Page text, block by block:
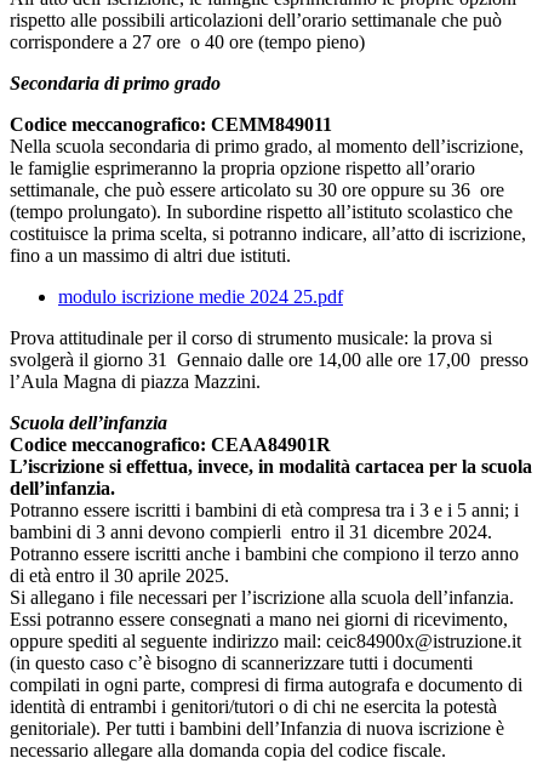
rispetto alle possibili articolazioni dell’orario settimanale che può
corrispondere a 27 ore o 40 ore (tempo pieno)
Secondaria di primo grado
Codice meccanografico: CEMM849011
Nella scuola secondaria di primo grado, al momento dell’iscrizione,
le famiglie esprimeranno la propria opzione rispetto all’orario
settimanale, che può essere articolato su 30 ore oppure su 36 ore
(tempo prolungato). In subordine rispetto all’istituto scolastico che
costituisce la prima scelta, si potranno indicare, all’atto di iscrizione,
fino a un massimo di altri due istituti.
modulo iscrizione medie 2024 25.pdf
Prova attitudinale per il corso di strumento musicale: la prova si
svolgerà il giorno 31 Gennaio dalle ore 14,00 alle ore 17,00 presso
l’Aula Magna di piazza Mazzini.
Scuola dell’infanzia
Codice meccanografico: CEAA84901R
L’iscrizione si effettua, invece, in modalità cartacea per la scuola
dell’infanzia.
Potranno essere iscritti i bambini di età compresa tra i 3 e i 5 anni; i
bambini di 3 anni devono compierli entro il 31 dicembre 2024.
Potranno essere iscritti anche i bambini che compiono il terzo anno
di età entro il 30 aprile 2025.
Si allegano i file necessari per l’iscrizione alla scuola dell’infanzia.
Essi potranno essere consegnati a mano nei giorni di ricevimento,
oppure spediti al seguente indirizzo mail: ceic84900x@istruzione.it
(in questo caso c’è bisogno di scannerizzare tutti i documenti
compilati in ogni parte, compresi di firma autografa e documento di
identità di entrambi i genitori/tutori o di chi ne esercita la potestà
genitoriale). Per tutti i bambini dell’Infanzia di nuova iscrizione è
necessario allegare alla domanda copia del codice fiscale.